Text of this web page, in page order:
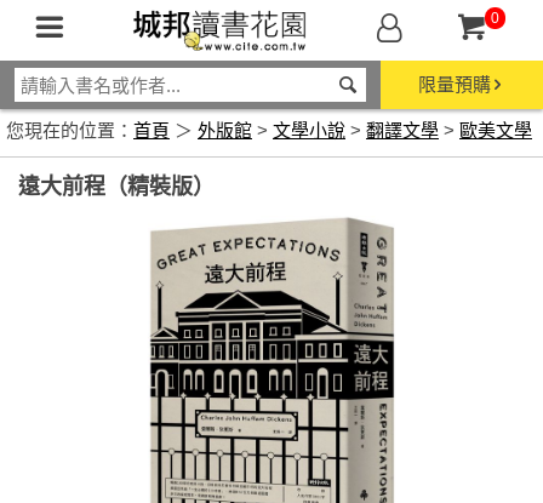
0
限量預購
您現在的位置： 首頁 ＞ 外版館 > 文學小說 > 翻譯文學 > 歐美文學
遠大前程（精裝版）